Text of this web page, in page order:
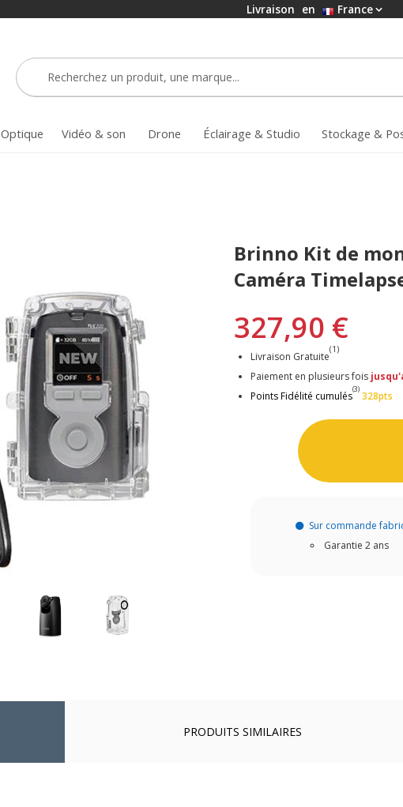
Livraison en France
Optique Vidéo & son Drone Éclairage & Studio Stockage &
Brinno Kit de
Caméra
327,90 €
Livraison Gratuite
(1)
Paiement en plusieurs fois
Points Fidélité cumulés
(3)
328pts
Sur commande
Garantie 2 ans
PRODUITS SIMILAIRES